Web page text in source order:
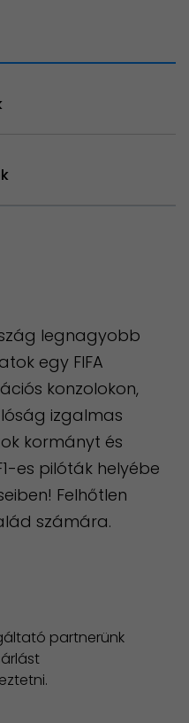
legnagyobb
egy FIFA
konzolokon,
izgalmas
kormányt és
es pilóták helyébe
Felhőtlen
számára.
partnerünk